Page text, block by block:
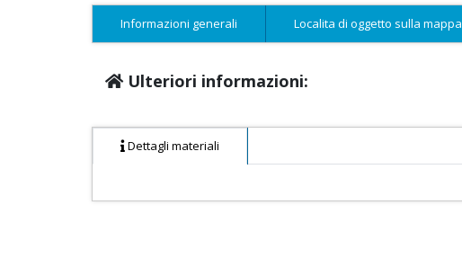
Informazioni generali Localita di oggetto sulla mappa
Ulteriori informazioni:
Dettagli materiali